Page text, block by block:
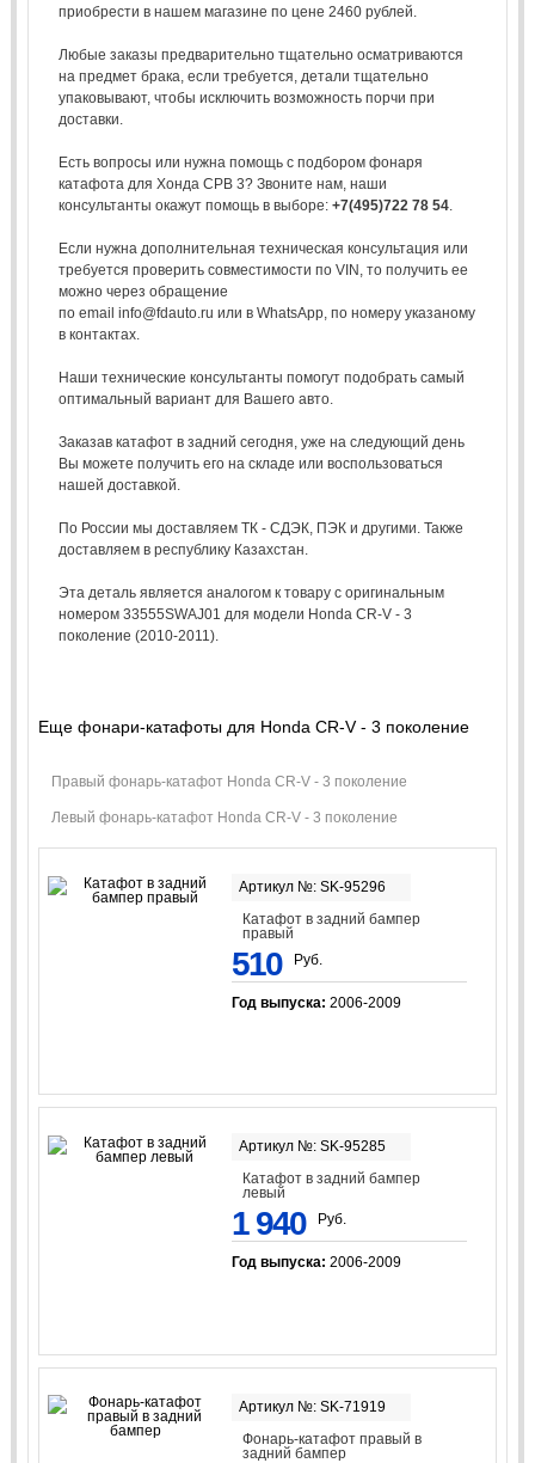
приобрести в нашем магазине по цене 2460 рублей.
Любые заказы предварительно тщательно осматриваются
на предмет брака, если требуется, детали тщательно
упаковывают, чтобы исключить возможность порчи при
доставки.
Есть вопросы или нужна помощь с подбором фонаря
катафота для Хонда СРВ 3? Звоните нам, наши
консультанты окажут помощь в выборе: +7(495)722 78 54.
Если нужна дополнительная техническая консультация или
требуется проверить совместимости по VIN, то получить ее
можно через обращение
по email info@fdauto.ru или в WhatsApp, по номеру указаному
в контактах.
Наши технические консультанты помогут подобрать самый
оптимальный вариант для Вашего авто.
Заказав катафот в задний сегодня, уже на следующий день
Вы можете получить его на складе или воспользоваться
нашей доставкой.
По России мы доставляем ТК - СДЭК, ПЭК и другими. Также
доставляем в республику Казахстан.
Эта деталь является аналогом к товару с оригинальным
номером 33555SWAJ01 для модели Honda CR-V - 3
поколение (2010-2011).
Еще фонари-катафоты для Honda CR-V - 3 поколение
Правый фонарь-катафот Honda CR-V - 3 поколение
Левый фонарь-катафот Honda CR-V - 3 поколение
Артикул №: SK-95296
Катафот в задний бампер
правый
510 Руб.
Год выпуска: 2006-2009
Артикул №: SK-95285
Катафот в задний бампер
левый
1 940 Руб.
Год выпуска: 2006-2009
Артикул №: SK-71919
Фонарь-катафот правый в
задний бампер